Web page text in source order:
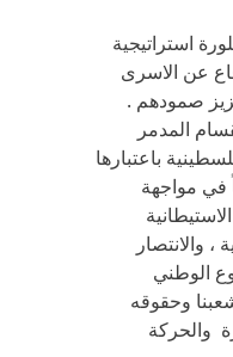
استراتيجية
عن الاسرى
صمودهم .
المدمر
باعتبارها
في مواجهة
، والانتصار
الوطني
وحقوقه
والحركة